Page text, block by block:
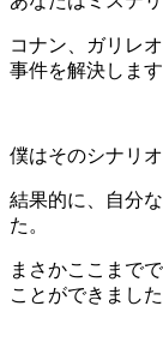
コナン、ガリレ
事件を解決します
僕はそのシナリ
結果的に、自分
た。
まさかここまで
ことができました